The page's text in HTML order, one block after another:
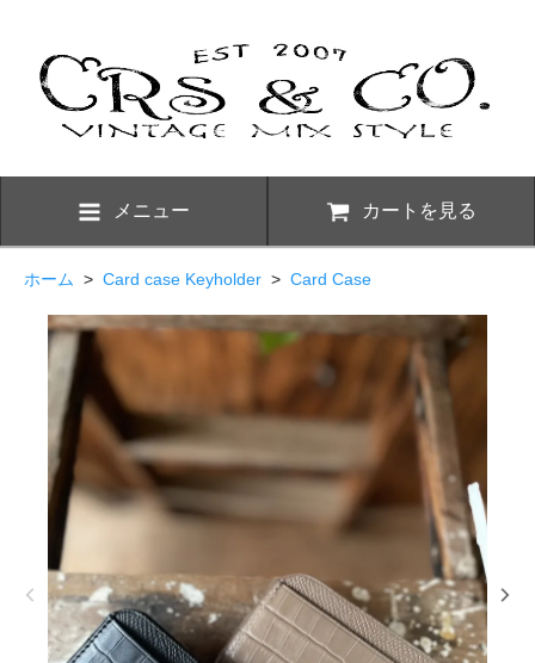
メニュー カートを見る
ホーム > Card case Keyholder > Card Case